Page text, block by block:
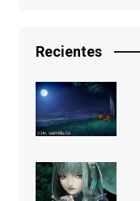
Recientes